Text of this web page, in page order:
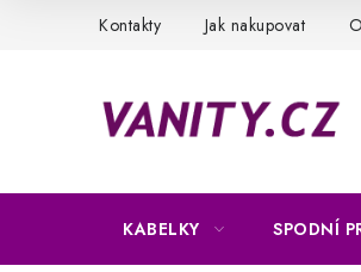
Kontakty Jak nakupovat
KABELKY SPODNÍ